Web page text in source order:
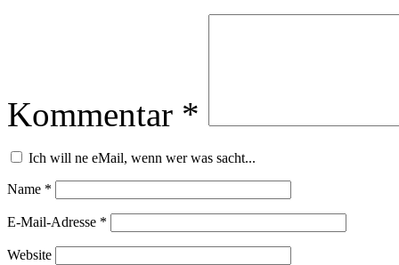
Kommentar *
Ich will ne eMail, wenn wer was sacht...
Name *
E-Mail-Adresse *
Website